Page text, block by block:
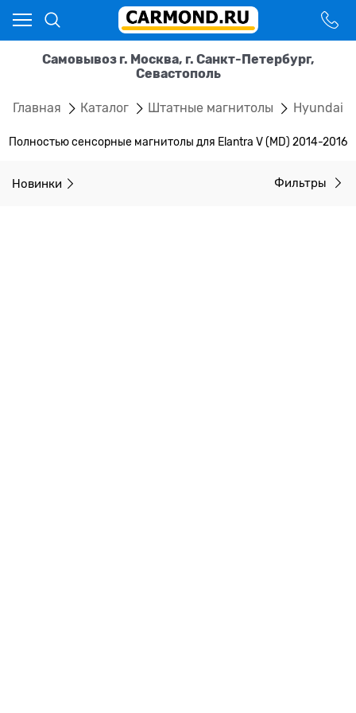
Самовывоз г. Москва, г. Санкт-Петербург,
Севастополь
Главная Каталог Штатные магнитолы Hyundai
Полностью сенсорные магнитолы для Elantra V (MD) 2014-2016
Новинки Фильтры